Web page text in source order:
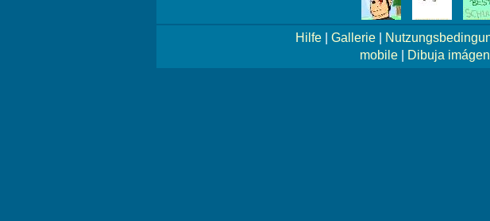
Hilfe Gallerie
mobile| Dibuja